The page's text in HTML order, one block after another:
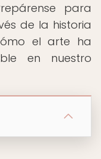
para
de la historia
el arte ha
en nuestro